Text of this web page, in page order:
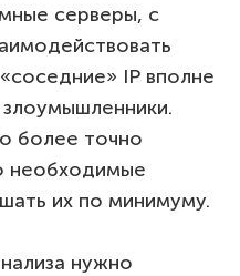
серверы, с
IP вполне
злоумышленники.
более точно
необходимые
их по минимуму.
нужно